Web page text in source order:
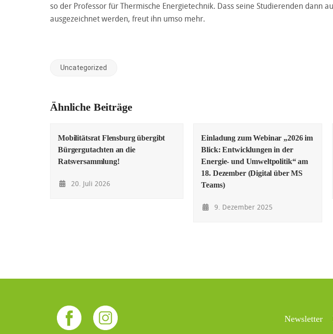
so der Professor für Thermische Energietechnik. Dass seine Studierenden dann
ausgezeichnet werden, freut ihn umso mehr.
Uncategorized
Ähnliche Beiträge
Mobilitätsrat Flensburg übergibt
Bürgergutachten an die
Ratsversammlung!
20. Juli 2026
Einladung zum Webinar „2026 im
Blick: Entwicklungen in der
Energie- und Umweltpolitik“ am
18. Dezember (Digital über MS
Teams)
9. Dezember 2025
Newsletter